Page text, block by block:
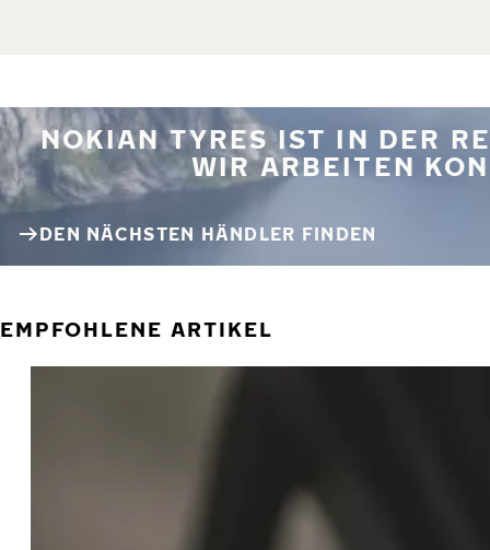
NOKIAN TYRES IST IN DER
WIR ARBEITEN
DEN NÄCHSTEN HÄNDLER FINDEN
EMPFOHLENE ARTIKEL